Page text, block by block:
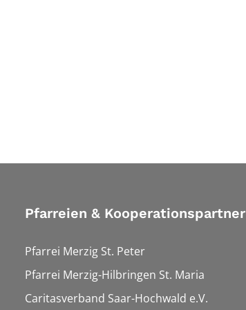
Pfarreien & Kooperationspartner
Pfarrei Merzig St. Peter
Pfarrei Merzig-Hilbringen St. Maria
Caritasverband Saar-Hochwald e.V.